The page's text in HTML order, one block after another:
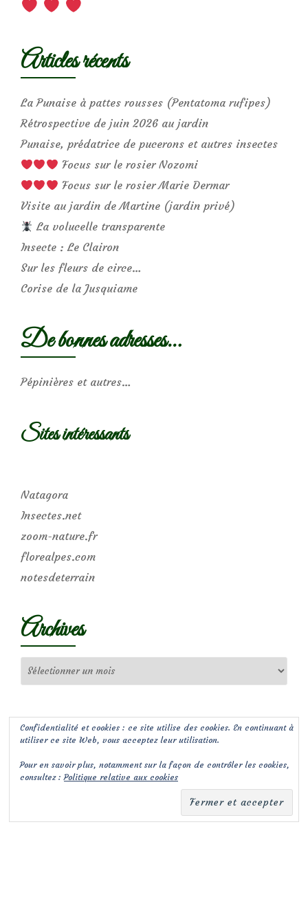
Articles récents
La Punaise à pattes rousses (Pentatoma rufipes)
Rétrospective de juin 2026 au jardin
Punaise, prédatrice de pucerons et autres insectes
Focus sur le rosier Nozomi
Focus sur le rosier Marie Dermar
Visite au jardin de Martine (jardin privé)
La volucelle transparente
Insecte : Le Clairon
Sur les fleurs de circe…
Corise de la Jusquiame
De bonnes adresses…
Pépinières et autres…
Sites intéressants
Natagora
Insectes.net
zoom-nature.fr
florealpes.com
notesdeterrain
Archives
Confidentialité et cookies : ce site utilise des cookies. En continuant à
utiliser ce site Web, vous acceptez leur utilisation.
Pour en savoir plus, notamment sur la façon de contrôler les cookies,
consultez :Politique relative aux cookies